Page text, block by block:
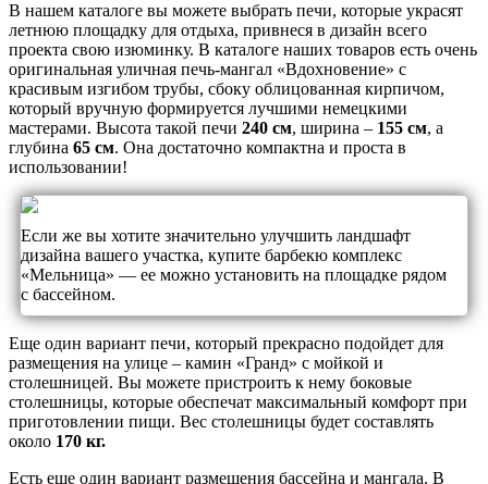
В нашем каталоге вы можете выбрать печи, которые украсят
летнюю площадку для отдыха, привнеся в дизайн всего
проекта свою изюминку. В каталоге наших товаров есть очень
оригинальная уличная печь-мангал «Вдохновение» с
красивым изгибом трубы, сбоку облицованная кирпичом,
который вручную формируется лучшими немецкими
мастерами. Высота такой печи 240 см, ширина – 155 см, а
глубина 65 см. Она достаточно компактна и проста в
использовании!
Если же вы хотите значительно улучшить ландшафт
дизайна вашего участка, купите барбекю комплекс
«Мельница» — ее можно установить на площадке рядом
с бассейном.
Еще один вариант печи, который прекрасно подойдет для
размещения на улице – камин «Гранд» с мойкой и
столешницей. Вы можете пристроить к нему боковые
столешницы, которые обеспечат максимальный комфорт при
приготовлении пищи. Вес столешницы будет составлять
около 170 кг.
Есть еще один вариант размещения бассейна и мангала. В